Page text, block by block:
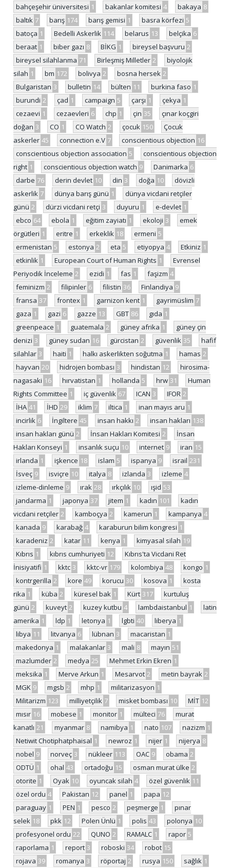
bahçeşehir üniversitesi 1 bakanlar komitesi 4 bakaya 8
baltık 7 barış 174 barış gemisi 1 basra körfezi 5
batoça 1 Bedelli Askerlik 114 belarus 13 belçika 6
beraat 1 biber gazı 8 BİKG 1 bireysel başvuru 2
bireysel silahlanma 71 Birleşmiş Milletler 2
biyolojik
silah 1 bm 172 bolivya 2 bosna hersek 2
Bulgaristan 3 bulletin 14 bülten 11 burkina faso 1
burundi 2 çad 1 campaign 5 çarşı 1 çekya 1
cezaevi 1 cezaevleri 6 chp 1 çin 35
çınar koçgiri
doğan 3 CO 1 CO Watch 2 çocuk 150
Çocuk
askerler 45 connection e.V 7 conscientious objection 16
conscientious objection association 5
conscientious objection
right 1 conscientious objection watch 9 Danimarka 6
darbe 76 derin devlet 10 din 3 doğa 10
dövizli
askerlik 7 dünya barış günü 1
dünya vicdani retçiler
günü 2 dürzi vicdani retçi 3 duyuru 1 e-devlet 1
ebco 64 ebola 1 eğitim zayiatı 1 ekoloji 3
emek
örgütleri 1 eritre 1 erkeklik 18 ermeni 5
ermenistan 5 estonya 2 eta 5 etiyopya 4 Etkiniz 1
etkinlik 1 European Court of Human Rights 1
Evrensel
Periyodik İnceleme 2 ezidi 1 fas 1 faşizm 4
feminizm 2 filipinler 6 filistin 36 Finlandiya 9
fransa 37 frontex 1 garnizon kent 1 gayrimüslim 7
gaza 1 gazi 6 gazze 13 GBT 86 gıda 1
greenpeace 1 guatemala 2 güney afrika 1
güney çin
denizi 3 güney sudan 16 gürcistan 2 güvenlik 35
hafif
silahlar 3 haiti 1 halkı askerlikten soğutma 1 hamas 2
hayvan 20 hidrojen bombası 3 hindistan 12
hirosima-
nagasaki 16 hırvatistan 1 hollanda 5 hrw 31
Human
Rights Committee 1 iç güvenlik 67 ICAN 3 IFOR 2
İHA 41 İHD 29 iklim 7 iltica 1 inan mayıs aru 1
incirlik 6 İngiltere 45 insan hakkı 2 insan hakları 138
insan hakları günü 2 İnsan Hakları Komitesi 2
İnsan
Hakları Konseyi 1 insanlık suçu 10 internet 9 iran 15
irlanda 1 işkence 18 islam 5 ispanya 9 israil 231
İsveç 9 isviçre 10 italya 8 izlanda 3 izleme 4
izleme-dinleme 9 ırak 28 ırkçılık 10 ışid 53
jandarma 1 japonya 37 jitem 1 kadın 101
kadın
vicdani retçiler 2 kamboçya 2 kamerun 1 kampanya 4
kanada 9 karabağ 4 karaburun bilim kongresi 1
karadeniz 2 katar 11 kenya 1 kimyasal silah 19
Kıbrıs 1 kıbrıs cumhuriyeti 12
Kıbrıs'ta Vicdani Ret
İnisiyatifi 1 kktc 3 kktc-vr 179 kolombiya 48 kongo 1
kontrgerilla 2 kore 49 korucu 30 kosova 1
kosta
rika 1 küba 2 küresel bak 1 Kürt 317
kurtuluş
günü 2 kuveyt 2 kuzey kutbu 4 lambdaistanbul 1
latin
amerika 1 ldp 1 letonya 1 lgbti 40 liberya 1
libya 11 litvanya 6 lübnan 3 macaristan 1
makedonya 1 malakanlar 3 mali 8 mayın 51
mazlumder 2 medya 25 Mehmet Erkin Ekren 1
meksika 1 Merve Arkun 1 Mesarvot 2 metin bayrak 2
MGK 9 mgsb 2 mhp 1 militarizasyon 1
Militarizm 123 milliyetçilik 7 misket bombası 10 MİT 12
mısır 16 mobese 1 monitor 1 mülteci 76
murat
kanatlı 21 myanmar 8 namibya 1 nato 107 nazizm 1
Netiwit Chotiphatphaisal 1 newroz 1 nijer 1 nijerya 8
nobel 9 norveç 3 nükleer 113 OAC 9 obama 2
ODTÜ 1 ohal 43 ortadoğu 15 osman murat ülke 2
otorite 1 Oyak 10 oyuncak silah 4 özel güvenlik 11
özel ordu 4 Pakistan 12 panel 1 papa 12
paraguay 1 PEN 1 pesco 2 peşmerge 1
pınar
selek 18 pkk 12 Polen Ünlü 1 polis 43 polonya 10
profesyonel ordu 22 QUNO 2 RAMALC 1 rapor 5
raporlama 1 report 3 roboski 34 robot 15
rojava 39 romanya 3 röportaj 2 rusya 150 sağlık 1